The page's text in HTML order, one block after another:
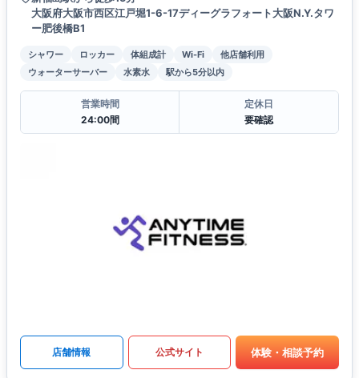
大阪府大阪市西区江戸堀1-6-17ディーグラフォート大阪N.Y.タワ
ー肥後橋B1
シャワー ロッカー 体組成計 Wi-Fi
他店舗利用
ウォーターサーバー
水素水 駅から5分以内
営業時間
24:00間
定休日
要確認
店舗情報 公式サイト 体験・相談予約